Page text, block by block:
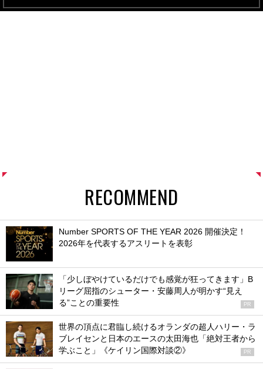
RECOMMEND
Number SPORTS OF THE YEAR 2026 開催決定！
2026年を代表するアスリートを表彰
「少しぼやけているだけでも感覚が狂ってきます」B
リーグ屈指のシューター・安藤周人が明かす“見え
る”ことの重要性
PR
世界の頂点に君臨し続けるオランダの超人ハリー・ラ
ブレイセンと日本のエースの太田海也「絶対王者から
学ぶこと」《ケイリン国際対談②》
PR